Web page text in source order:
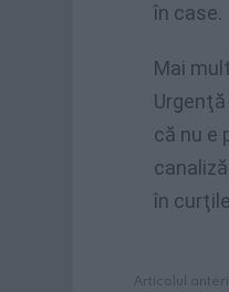
în case.
Mai
că nu e
în
Articolul